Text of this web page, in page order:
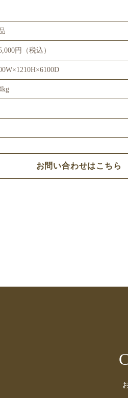
円（税込）
お問い合わせはこちら